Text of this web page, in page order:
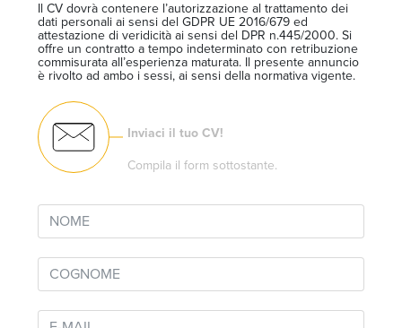
Il CV dovrà contenere l’autorizzazione al trattamento dei
dati personali ai sensi del GDPR UE 2016/679 ed
attestazione di veridicità ai sensi del DPR n.445/2000. Si
offre un contratto a tempo indeterminato con retribuzione
commisurata all’esperienza maturata. Il presente annuncio
è rivolto ad ambo i sessi, ai sensi della normativa vigente.
Inviaci il tuo CV!
Compila il form sottostante.